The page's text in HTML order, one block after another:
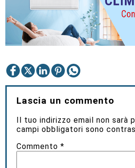
Lascia un commento
Il tuo indirizzo email non sarà
campi obbligatori sono
Commento*